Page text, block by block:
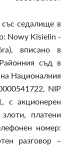
седалище в
Nowy Kisielin -
вписано в
съд в
Националния
NIP
с акционерен
платени
номер:
разговор –